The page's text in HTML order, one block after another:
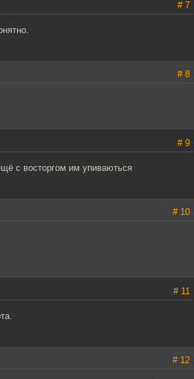
# 7
# 8
# 9
с восторгом им упиваються
# 10
# 11
# 12